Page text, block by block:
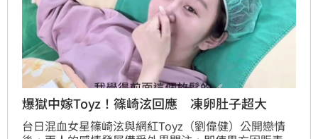
爆獄中嫁Toyz！篠崎泫回應 凍卵肚子超大
台日混血女星篠崎泫與網紅Toyz（劉偉健）公開戀情